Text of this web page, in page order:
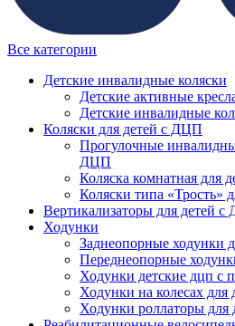
Все категории
Детские инвалидные коляски
Детские активные
Детские инвалидные
Коляски для детей с ДЦП
Прогулочные
ДЦП
Коляска комнатная для
Коляски типа «Трость»
Вертикализаторы для детей
Ходунки
Заднеопорные ходунки
Переднеопорные
Ходунки детские дцп с
Ходунки на колесах для
Ходунки роллаторы для